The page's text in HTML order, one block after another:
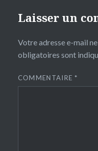
Laisser un
Votre adresse e-mail
obligatoires sont
COMMENTAIRE*